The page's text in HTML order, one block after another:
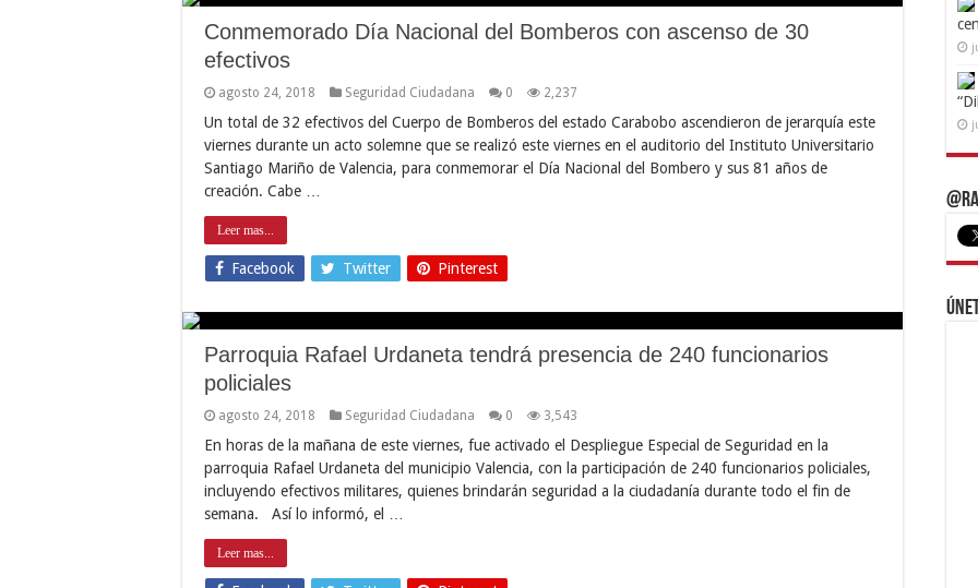
Conmemorado Día Nacional del Bomberos con ascenso de 30
efectivos
agosto 24, 2018 Seguridad Ciudadana 0 2,237
Un total de 32 efectivos del Cuerpo de Bomberos del estado Carabobo ascendieron de jerarquía este
viernes durante un acto solemne que se realizó este viernes en el auditorio del Instituto Universitario
Santiago Mariño de Valencia, para conmemorar el Día Nacional del Bombero y sus 81 años de
creación. Cabe …
Leer mas...
Facebook Twitter Pinterest
Parroquia Rafael Urdaneta tendrá presencia de 240 funcionarios
policiales
agosto 24, 2018 Seguridad Ciudadana 0 3,543
En horas de la mañana de este viernes, fue activado el Despliegue Especial de Seguridad en la
parroquia Rafael Urdaneta del municipio Valencia, con la participación de 240 funcionarios policiales,
incluyendo efectivos militares, quienes brindarán seguridad a la ciudadanía durante todo el fin de
semana. Así lo informó, el …
Leer mas...